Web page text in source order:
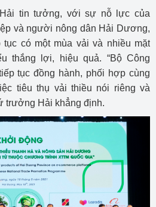
tin tưởng, với sự nỗ lực của
và người nông dân Hải Dương,
có một mùa vải và nhiều mặt
thắng lợi, hiệu quả. “Bộ Công
tục đồng hành, phối hợp cùng
tiêu thụ vải thiều nói riêng và
trưởng Hải khẳng định.